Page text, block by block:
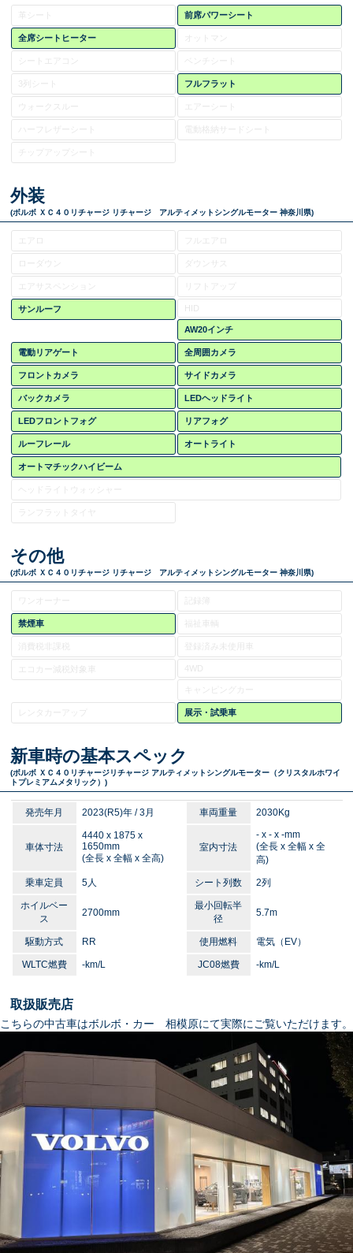
前席パワーシート
全席シートヒーター オットマン
3列シート フルフラット
電動格納サードシート
外装
(ボルボ ＸＣ４０リチャージ リチャージ アルティメットシングルモーター 神奈川県)
ローダウン ダウンサス
サンルーフ HID
AW20インチ
電動リアゲート 全周囲カメラ
フロントカメラ サイドカメラ
バックカメラ LEDヘッドライト
LEDフロントフォグ リアフォグ
ルーフレール オートライト
オートマチックハイビーム
ヘッドライトウォッシャー
ランフラットタイヤ
その他
(ボルボ ＸＣ４０リチャージ リチャージ アルティメットシングルモーター 神奈川県)
ワンオーナー 記録簿
禁煙車
消費税非課税
エコカー減税対象車 4WD
キャンピングカー
レンタカーアップ 展示・試乗車
新車時の基本スペック
(ボルボ ＸＣ４０リチャージリチャージ アルティメットシングルモーター（クリスタルホワイ
トプレミアムメタリック）)
発売年月 2023(R5)年 / 3月 車両重量 2030Kg
車体寸法
4440 x 1875 x
1650mm
(全長 x 全幅 x 全高)
室内寸法
- x - x -mm
(全長 x 全幅 x 全
高)
乗車定員 5人 シート列数 2列
ホイルベー
ス
2700mm
最小回転半
径
5.7m
駆動方式 RR 使用燃料 電気（EV）
WLTC燃費 -km/L JC08燃費 -km/L
取扱販売店
こちらの中古車はボルボ・カー 相模原にて実際にご覧いただけます。